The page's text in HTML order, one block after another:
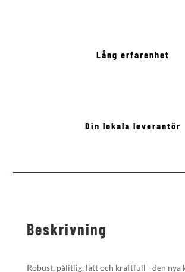
Lång erfarenhet
Din lokala leverantör
Beskrivning
Robust, pålitlig, lätt och kraftfull - den nya